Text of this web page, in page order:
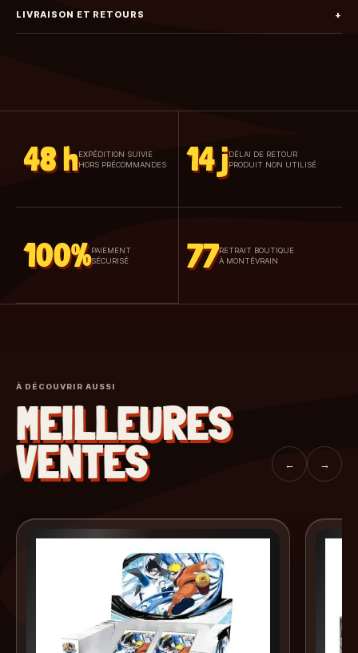
LIVRAISON ET RETOURS +
48 hEXPÉDITION SUIVIE
HORS PRÉCOMMANDES
14 jDÉLAI DE RETOUR
PRODUIT NON UTILISÉ
100%PAIEMENT
SÉCURISÉ
77RETRAIT BOUTIQUE
À MONTÉVRAIN
À DÉCOUVRIR AUSSI
MEILLEURES
VENTES ← →